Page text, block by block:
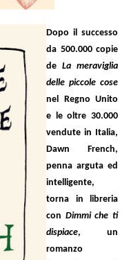
Dopo il successo
da 500.000 copie
de La meraviglia
delle piccole cose
nel Regno Unito
e le oltre 30.000
vendute in Italia,
Dawn French,
penna arguta ed
intelligente,
torna in libreria
con Dimmi che ti
dispiace,
un
romanzo